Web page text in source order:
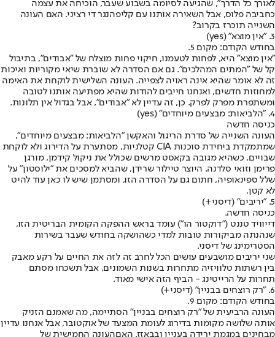
לאורך כל הדרך", שהגיעה לסיומה בשבוע שעבר, הוכיחה את עצמה
כחביבה פלוס, אבל השאירה אותנו עם קליפהנגר די רציני. האם העונה
השנייה תוכרז בקרוב?
3. "אין מוצא" (yes)
בחודש הקודם: מקום 5.
"אין מוצא" היא, לפחות לטעמנו, חיקוי פחות מוצלח של "אבודים", בתיבול
קל של "המתים המהלכים". גם אם הסדרה לא שוברת שיאי מקוריות ואיכות
זה לא אומר שהיא אינה ראויה לצפייה. העונה השלישית לוקחת את האימה
למחוזות חדשים, ואנחנו חייבים להודות שהיא מפתיעה אותנו לטובה
ומשתפרת מפרק לפרק. כן, זה עדיין לא "אבודים", אבל בגדול אין תלונות.
4. "הלביאות: מבצעים מיוחדים" (yes)
כניסה חדשה
העונה השנייה של סדרת הריגול והאקשן "הלביאות: מבצעים מיוחדים",
שמתמקדת ביחידת סוכנות CIA קטלניות, מסתערת על הדירוג ולא לוקחת
שבויים, כשהיא מגובה בקאסט מרשים שכולל את ניקול קידמן, מורגן
פרימן וזואי סלדנה. היוצר טיילור שרידן, שהביא למסכים את "ילוסטון" על
שלל ספינאופיה, חתום גם על הסדרה הזו, ומסתמן שיש לו כאן עוד להיט
לא קטן.
5. "יריבים" (דיסני+)
כניסה חדשה.
דייוויד טננט ("דוקטור הו") עומד בראש ההפקה הקומית הבריטית הזו,
שנהנתה מביקורות טובות למדי כשהושקה בחודש שעבר בשירות
הסטרימינג של דיסני.
שני יריבים מושבעים עושים הכל לחרב זה לזה את החיים על רקע מאבק
בין רשתות טלוויזיה מתחרות בשנות השמונים, אבל תשכחו מסתם
תחרות על הרייטינג - הביף הזה אישי מאוד.
6. "רק רוצחים בבניין" (דיסני+)
בחודש הקודם: מקום 9.
העונה הרביעית של "רק רוצחים בבניין" הסתיימה, מה שאמנם הזניק
אותה שלושה מקומות בדירוג לעומת המצעד של אוקטובר, אבל אנחנו עדיין
מבחינים במגמת ירידה בעניין ובבאזז. האםהעונה החמישית של